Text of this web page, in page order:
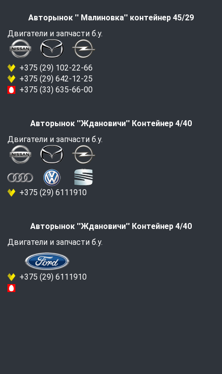
Авторынок '' Малиновка'' контейнер 45/29
Двигатели и запчасти б.у.
+375 (29) 102-22-66
+375 (29) 642-12-25
+375 (33) 635-66-00
Авторынок ''Ждановичи'' Контейнер 4/40
Двигатели и запчасти б.у.
+375 (29) 6111910
Авторынок ''Ждановичи'' Контейнер 4/40
Двигатели и запчасти б.у.
+375 (29) 6111910